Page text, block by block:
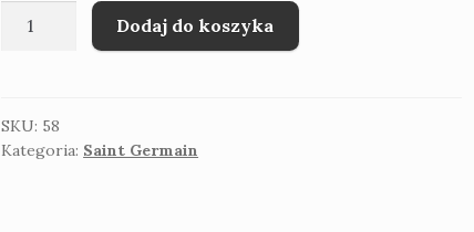
nad
"JAM
Dodaj do koszyka
SKU: 58
Kategoria: Saint Germain